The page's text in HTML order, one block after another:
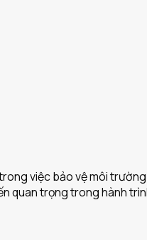
việc bảo vệ môi
quan trọng trong hành